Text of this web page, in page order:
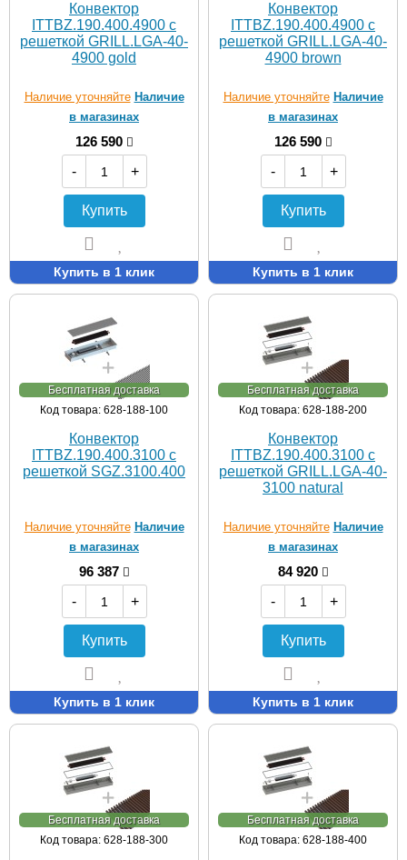
Конвектор
ITTBZ.190.400.4900 с
решеткой GRILL.LGA-40-
4900 gold
Наличие уточняйте Наличие
в магазинах
126 590
-
+
Купить
Купить в 1 клик
Конвектор
ITTBZ.190.400.4900 с
решеткой GRILL.LGA-40-
4900 brown
Наличие уточняйте Наличие
в магазинах
126 590
-
+
Купить
Купить в 1 клик
Бесплатная доставка
Код товара: 628-188-100
Конвектор
ITTBZ.190.400.3100 с
решеткой SGZ.3100.400
Наличие уточняйте Наличие
в магазинах
96 387
-
+
Купить
Купить в 1 клик
Бесплатная доставка
Код товара: 628-188-200
Конвектор
ITTBZ.190.400.3100 с
решеткой GRILL.LGA-40-
3100 natural
Наличие уточняйте Наличие
в магазинах
84 920
-
+
Купить
Купить в 1 клик
Бесплатная доставка
Код товара: 628-188-300
Бесплатная доставка
Код товара: 628-188-400